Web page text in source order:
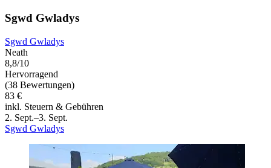
Sgwd Gwladys
Sgwd Gwladys
Neath
8,8/10
Hervorragend
(38 Bewertungen)
83 €
inkl. Steuern & Gebühren
2. Sept.–3. Sept.
Sgwd Gwladys